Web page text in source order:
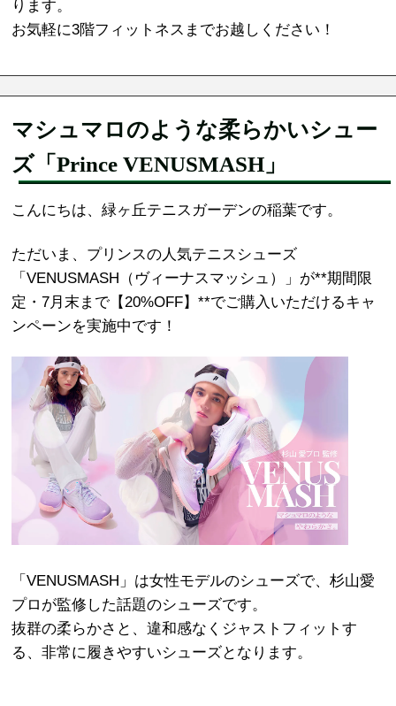
ります。
お気軽に3階フィットネスまでお越しください！
マシュマロのような柔らかいシュー
ズ「Prince VENUSMASH」
こんにちは、緑ヶ丘テニスガーデンの稲葉です。
ただいま、プリンスの人気テニスシューズ
「VENUSMASH（ヴィーナスマッシュ）」が**期間限
定・7月末まで【20%OFF】**でご購入いただけるキャ
ンペーンを実施中です！
「VENUSMASH」は女性モデルのシューズで、杉山愛
プロが監修した話題のシューズです。
抜群の柔らかさと、違和感なくジャストフィットす
る、非常に履きやすいシューズとなります。